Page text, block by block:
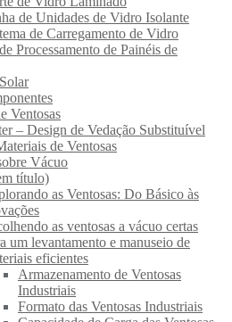
de Unidades de Vidro Isolante
de Carregamento de Vidro
Processamento de Painéis de
Ventosas
– Design de Vedação Substituível
de Ventosas
Vácuo
título)
as Ventosas: Do Básico às
as ventosas a vácuo certas
um levantamento e manuseio de
eficientes
Armazenamento de Ventosas
Industriais
Formato das Ventosas Industriais